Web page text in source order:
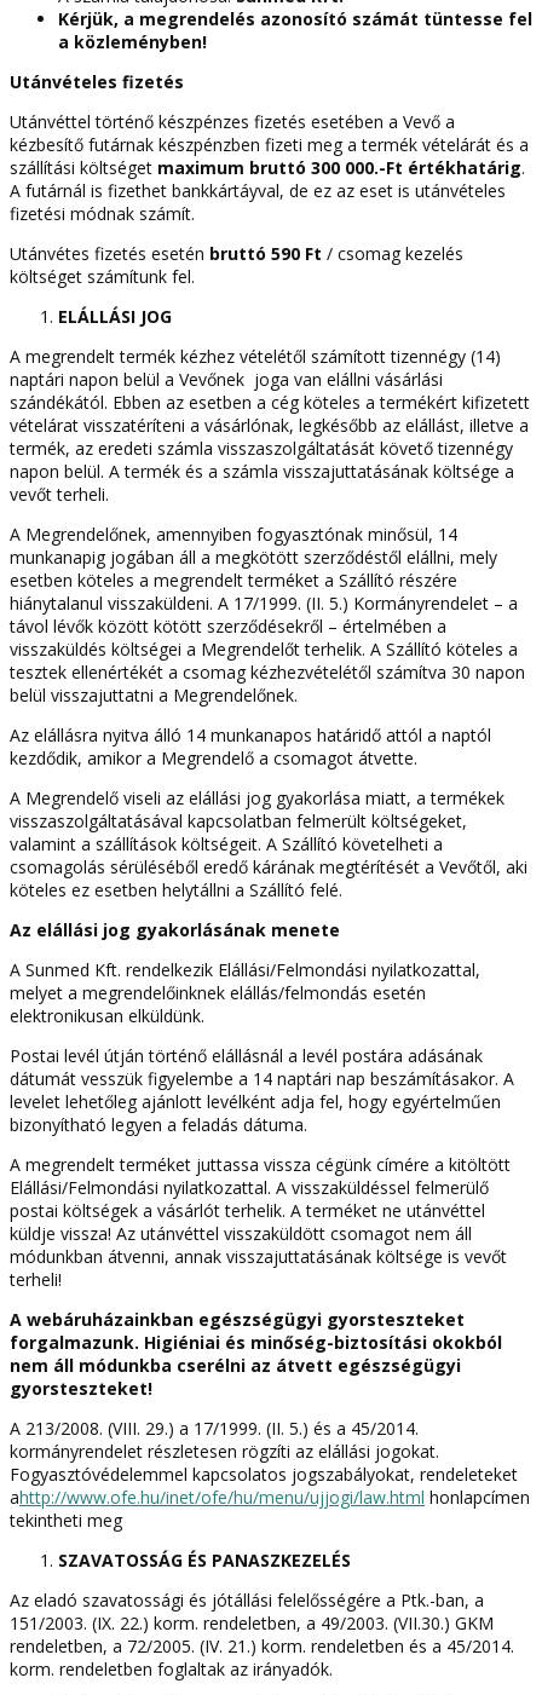
Kérjük, a megrendelés azonosító számát tüntesse fel
a közleményben!
Utánvételes fizetés
Utánvéttel történő készpénzes fizetés esetében a Vevő a
kézbesítő futárnak készpénzben fizeti meg a termék vételárát és a
szállítási költséget maximum bruttó 300 000.-Ft értékhatárig.
A futárnál is fizethet bankkártáyval, de ez az eset is utánvételes
fizetési módnak számít.
Utánvétes fizetés esetén bruttó 590 Ft / csomag kezelés
költséget számítunk fel.
ELÁLLÁSI JOG
A megrendelt termék kézhez vételétől számított tizennégy (14)
naptári napon belül a Vevőnek joga van elállni vásárlási
szándékától. Ebben az esetben a cég köteles a termékért kifizetett
vételárat visszatéríteni a vásárlónak, legkésőbb az elállást, illetve a
termék, az eredeti számla visszaszolgáltatását követő tizennégy
napon belül. A termék és a számla visszajuttatásának költsége a
vevőt terheli.
A Megrendelőnek, amennyiben fogyasztónak minősül, 14
munkanapig jogában áll a megkötött szerződéstől elállni, mely
esetben köteles a megrendelt terméket a Szállító részére
hiánytalanul visszaküldeni. A 17/1999. (II. 5.) Kormányrendelet – a
távol lévők között kötött szerződésekről – értelmében a
visszaküldés költségei a Megrendelőt terhelik. A Szállító köteles a
tesztek ellenértékét a csomag kézhezvételétől számítva 30 napon
belül visszajuttatni a Megrendelőnek.
Az elállásra nyitva álló 14 munkanapos határidő attól a naptól
kezdődik, amikor a Megrendelő a csomagot átvette.
A Megrendelő viseli az elállási jog gyakorlása miatt, a termékek
visszaszolgáltatásával kapcsolatban felmerült költségeket,
valamint a szállítások költségeit. A Szállító követelheti a
csomagolás sérüléséből eredő kárának megtérítését a Vevőtől, aki
köteles ez esetben helytállni a Szállító felé.
Az elállási jog gyakorlásának menete
A Sunmed Kft. rendelkezik Elállási/Felmondási nyilatkozattal,
melyet a megrendelőinknek elállás/felmondás esetén
elektronikusan elküldünk.
Postai levél útján történő elállásnál a levél postára adásának
dátumát vesszük figyelembe a 14 naptári nap beszámításakor. A
levelet lehetőleg ajánlott levélként adja fel, hogy egyértelműen
bizonyítható legyen a feladás dátuma.
A megrendelt terméket juttassa vissza cégünk címére a kitöltött
Elállási/Felmondási nyilatkozattal. A visszaküldéssel felmerülő
postai költségek a vásárlót terhelik. A terméket ne utánvéttel
küldje vissza! Az utánvéttel visszaküldött csomagot nem áll
módunkban átvenni, annak visszajuttatásának költsége is vevőt
terheli!
A webáruházainkban egészségügyi gyorsteszteket
forgalmazunk. Higiéniai és minőség-biztosítási okokból
nem áll módunkba cserélni az átvett egészségügyi
gyorsteszteket!
A 213/2008. (VIII. 29.) a 17/1999. (II. 5.) és a 45/2014.
kormányrendelet részletesen rögzíti az elállási jogokat.
Fogyasztóvédelemmel kapcsolatos jogszabályokat, rendeleteket
ahttp://www.ofe.hu/inet/ofe/hu/menu/ujjogi/law.html honlapcímen
tekintheti meg
SZAVATOSSÁG ÉS PANASZKEZELÉS
Az eladó szavatossági és jótállási felelősségére a Ptk.-ban, a
151/2003. (IX. 22.) korm. rendeletben, a 49/2003. (VII.30.) GKM
rendeletben, a 72/2005. (IV. 21.) korm. rendeletben és a 45/2014.
korm. rendeletben foglaltak az irányadók.